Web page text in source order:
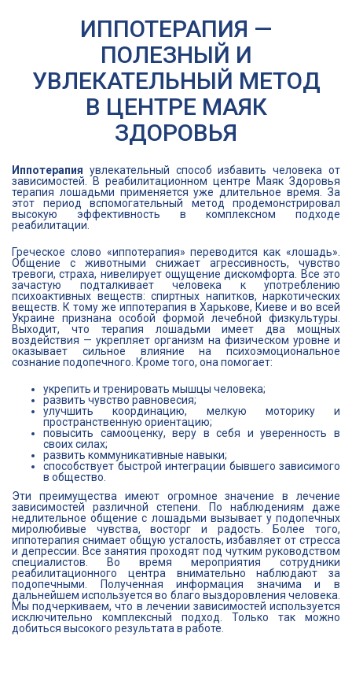
ИППОТЕРАПИЯ —
ПОЛЕЗНЫЙ И
УВЛЕКАТЕЛЬНЫЙ МЕТОД
В ЦЕНТРЕ МАЯК
ЗДОРОВЬЯ
Иппотерапия увлекательный способ избавить человека от
зависимостей. В реабилитационном центре Маяк Здоровья
терапия лошадьми применяется уже длительное время. За
этот период вспомогательный метод продемонстрировал
высокую эффективность в комплексном подходе
реабилитации.
Греческое слово «иппотерапия» переводится как «лошадь».
Общение с животными снижает агрессивность, чувство
тревоги, страха, нивелирует ощущение дискомфорта. Все это
зачастую подталкивает человека к употреблению
психоактивных веществ: спиртных напитков, наркотических
веществ. К тому же иппотерапия в Харькове, Киеве и во всей
Украине признана особой формой лечебной физкультуры.
Выходит, что терапия лошадьми имеет два мощных
воздействия — укрепляет организм на физическом уровне и
оказывает сильное влияние на психоэмоциональное
сознание подопечного. Кроме того, она помогает:
укрепить и тренировать мышцы человека;
развить чувство равновесия;
улучшить координацию, мелкую моторику и
пространственную ориентацию;
повысить самооценку, веру в себя и уверенность в
своих силах;
развить коммуникативные навыки;
способствует быстрой интеграции бывшего зависимого
в общество.
Эти преимущества имеют огромное значение в лечение
зависимостей различной степени. По наблюдениям даже
недлительное общение с лошадьми вызывает у подопечных
миролюбивые чувства, восторг и радость. Более того,
иппотерапия снимает общую усталость, избавляет от стресса
и депрессии. Все занятия проходят под чутким руководством
специалистов. Во время мероприятия сотрудники
реабилитационного центра внимательно наблюдают за
подопечными. Полученная информация значима и в
дальнейшем используется во благо выздоровления человека.
Мы подчеркиваем, что в лечении зависимостей используется
исключительно комплексный подход. Только так можно
добиться высокого результата в работе.